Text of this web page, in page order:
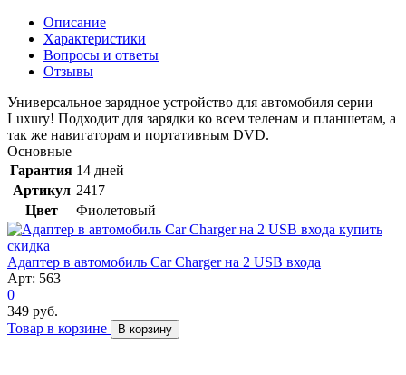
Описание
Характеристики
Вопросы и ответы
Отзывы
Универсальное зарядное устройство для автомобиля серии
Luxury! Подходит для зарядки ко всем теленам и планшетам, а
так же навигаторам и портативным DVD.
Основные
Гарантия 14 дней
Артикул 2417
Цвет
Фиолетовый
скидка
Адаптер в автомобиль Car Charger на 2 USB входа
Арт: 563
0
349 руб.
Товар в корзине
В корзину